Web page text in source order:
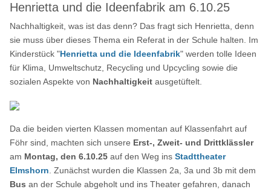
Henrietta und die Ideenfabrik am 6.10.25
Nachhaltigkeit, was ist das denn? Das fragt sich Henrietta, denn
sie muss über dieses Thema ein Referat in der Schule halten. Im
Kinderstück "Henrietta und die Ideenfabrik" werden tolle Ideen
für Klima, Umweltschutz, Recycling und Upcycling sowie die
sozialen Aspekte von Nachhaltigkeit ausgetüftelt.
Da die beiden vierten Klassen momentan auf Klassenfahrt auf
Föhr sind, machten sich unsere Erst-, Zweit- und Drittklässler
am Montag, den 6.10.25 auf den Weg insStadttheater
Elmshorn . Zunächst wurden die Klassen 2a, 3a und 3b mit dem
Bus an der Schule abgeholt und ins Theater gefahren, danach